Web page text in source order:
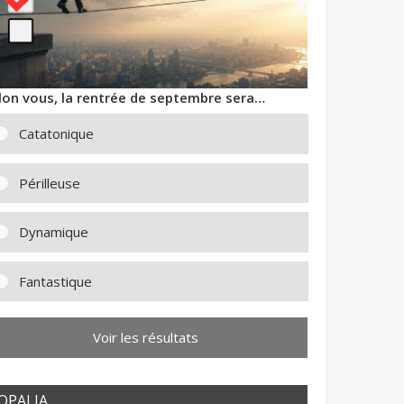
vous, la rentrée de septembre sera…
Catatonique
Périlleuse
Dynamique
Fantastique
Voir les résultats